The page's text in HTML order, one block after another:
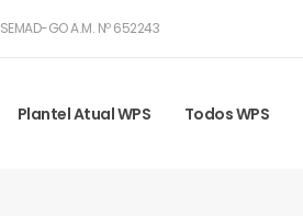
SEMAD-GO A.M. Nº 652243
Plantel Atual WPS Todos WPS